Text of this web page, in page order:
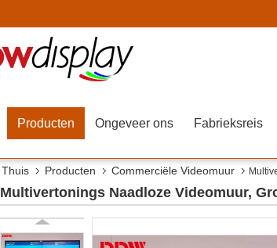
Producten Ongeveer ons Fabrieksreis
Thuis Producten Commerciële Videomuur
Multivertonings Naadloze Videomuur,